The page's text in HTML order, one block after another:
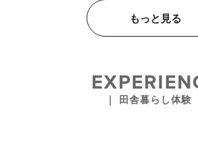
もっと見る
｜ 田舎暮らし体験